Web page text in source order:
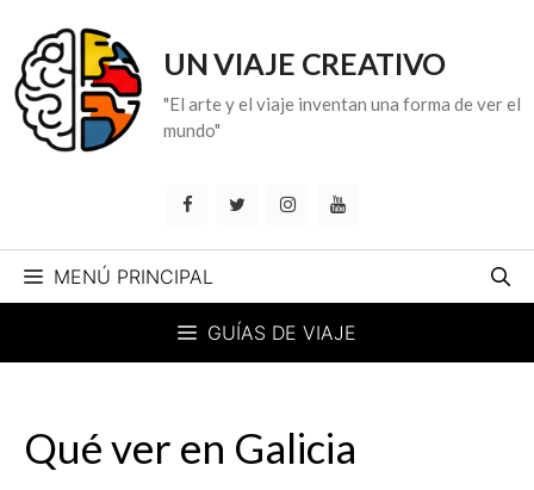
contenido
UN VIAJE CREATIVO
"El arte y el viaje inventan una forma de ver el
mundo"
MENÚ PRINCIPAL
GUÍAS DE VIAJE
Qué ver en Galicia